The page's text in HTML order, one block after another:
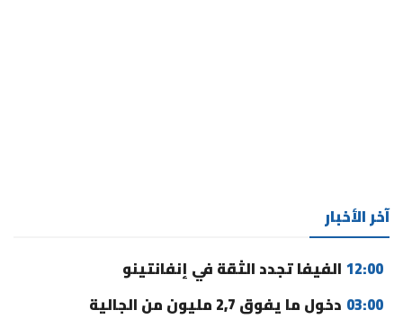
آخر الأخبار
12:00 الفيفا تجدد الثقة في إنفانتينو
03:00 دخول ما يفوق 2,7 مليون من الجالية